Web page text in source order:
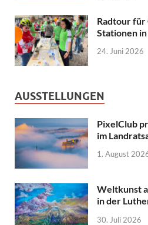
Radtour für
Stationen
24. Juni 2026
AUSSTELLUNGEN
PixelClub
im
1. August
Weltkunst
in der
30. Juli 2026